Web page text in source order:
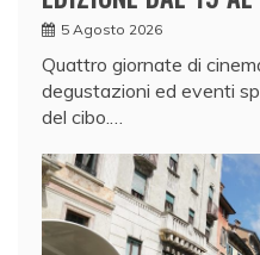
5 Agosto 2026
Quattro giornate di
degustazioni ed eventi
del cibo.…